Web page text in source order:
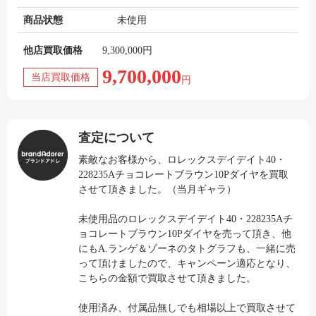
商品状態 未使用
他店買取価格 9,300,000円
当店買取価格 9,700,000 円
査定について
素敵なお客様から、ロレックスデイデイト40・
228235Aチョコレートブラウン10Pダイヤを買取
させて頂きました。（当月ギャラ）
未使用品のロレックスデイデイト40・228235Aチ
ョコレートブラウン10Pダイヤを売って頂き、他
にもA.ランゲ＆ゾーネのタトグラフも、一緒に売
って頂けましたので、キャンペーン適応となり、
こちらの金額で買取させて頂きました。
使用済み、付属品無しでも相場以上で買取させて